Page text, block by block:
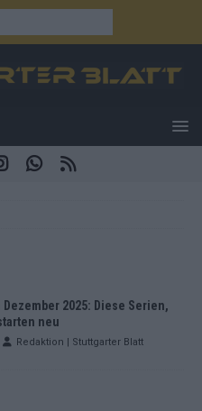
Dezember 2025: Diese Serien,
neu
Redaktion | Stuttgarter Blatt